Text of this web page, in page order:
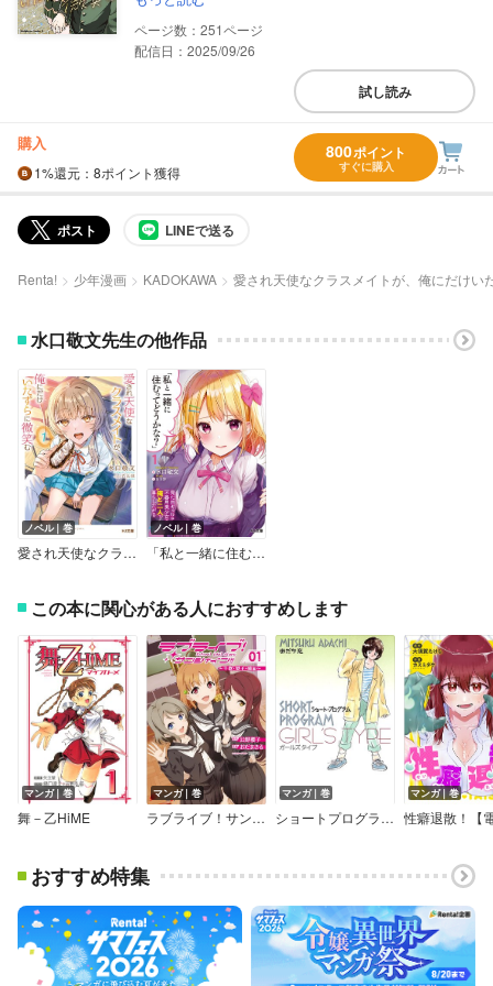
251
配信日：2025/09/26
試し読み
購入
1%還元 ：8ポイント獲得
800ポイント
すぐに購入
ポスト LINEで送る
Renta! 少年漫画 KADOKAWA 愛され天使なクラスメイトが、俺にだけい
水口敬文先生の他作品
ノベル｜巻
愛され天使なクラスメイトが、俺にだけいたずらに微笑む
ノベル｜巻
「私と一緒に住むってどうかな？」見た目ギャルな不器用美少女が俺と二人で暮らしたがる
この本に関心がある人におすすめします
マンガ｜巻
舞－乙HiME
マンガ｜巻
ラブライブ！サンシャイン！！School idol diary
マンガ｜巻
ショートプログラム～ガールズタイプ～
マンガ｜巻
おすすめ特集